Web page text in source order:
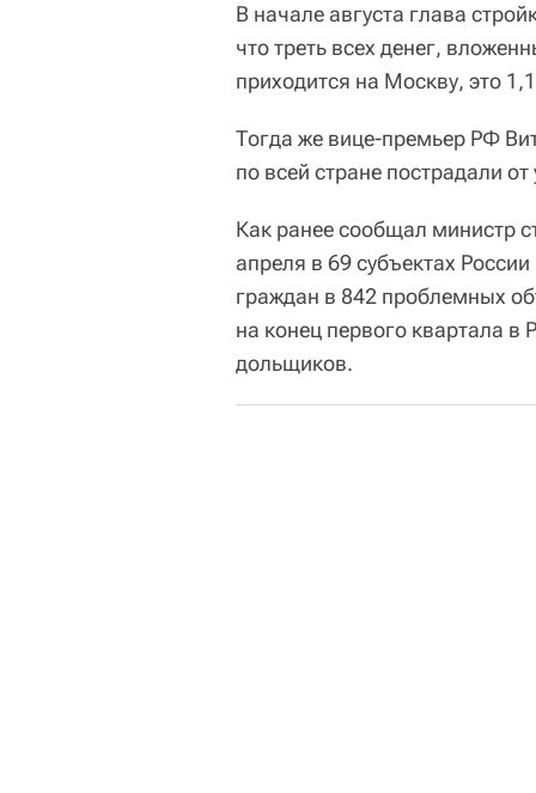
В начале августа глава
что треть всех денег,
приходится на Москву, это
Тогда же вице-премьер РФ
по всей стране пострадали
Как ранее сообщал министр
апреля в 69 субъектах
граждан в 842 проблемных
на конец первого квартала
дольщиков.